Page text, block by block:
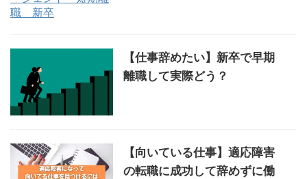
【仕事辞めたい】新卒で早期
離職して実際どう？
【向いている仕事】適応障害
の転職に成功して辞めずに働